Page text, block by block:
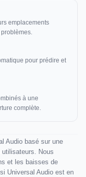
emplacements
pour prédire et
à une
complète.
Audio basé sur une
Nous
et les baisses de
Universal Audio est en